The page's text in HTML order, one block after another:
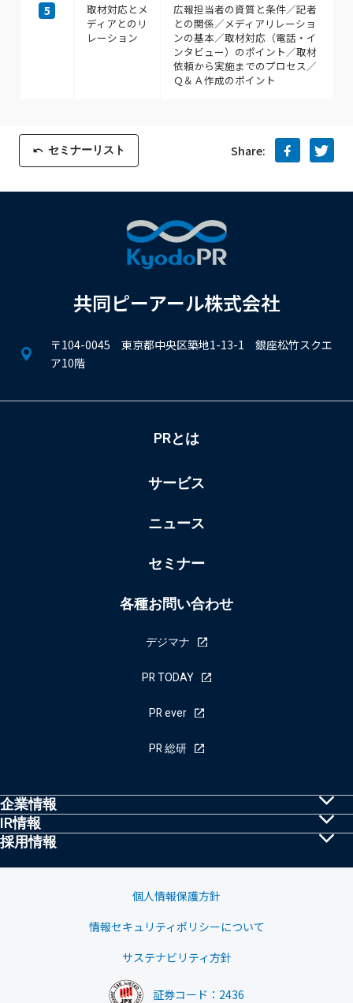
5
取材対応とメ
ディアとのリ
レーション
広報担当者の資質と条件／記者
との関係／メディアリレーショ
ンの基本／取材対応（電話・イ
ンタビュー）のポイント／取材
依頼から実施までのプロセス／
Ｑ＆Ａ作成のポイント
セミナーリスト Share:
共同ピーアール株式会社
〒104-0045 東京都中央区築地1-13-1 銀座松竹スクエ
ア10階
PRとは
サービス
ニュース
セミナー
各種お問い合わせ
デジマナ
PR TODAY
PR ever
PR 総研
企業情報
共同PRとは
IR情報
株主・投資家の皆様へ
採用情報
採用情報
個人情報保護方針
情報セキュリティポリシーについて
サステナビリティ方針
証券コード：2436